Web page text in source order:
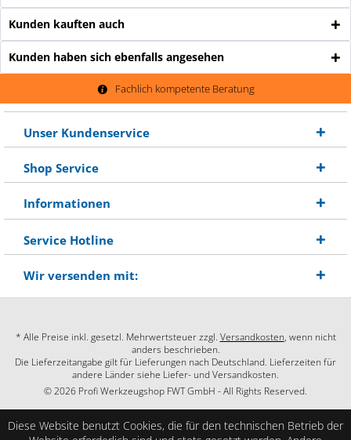
Kunden kauften auch
Kunden haben sich ebenfalls angesehen
Fachlich kompetente Beratung
Unser Kundenservice
Shop Service
Informationen
Service Hotline
Wir versenden mit:
* Alle Preise inkl. gesetzl. Mehrwertsteuer zzgl. Versandkosten, wenn nicht
anders beschrieben.
Die Lieferzeitangabe gilt für Lieferungen nach Deutschland. Lieferzeiten für
andere Länder siehe Liefer- und Versandkosten.
© 2026 Profi Werkzeugshop FWT GmbH - All Rights Reserved.
Diese Website benutzt Cookies, die für den technischen Betrieb der